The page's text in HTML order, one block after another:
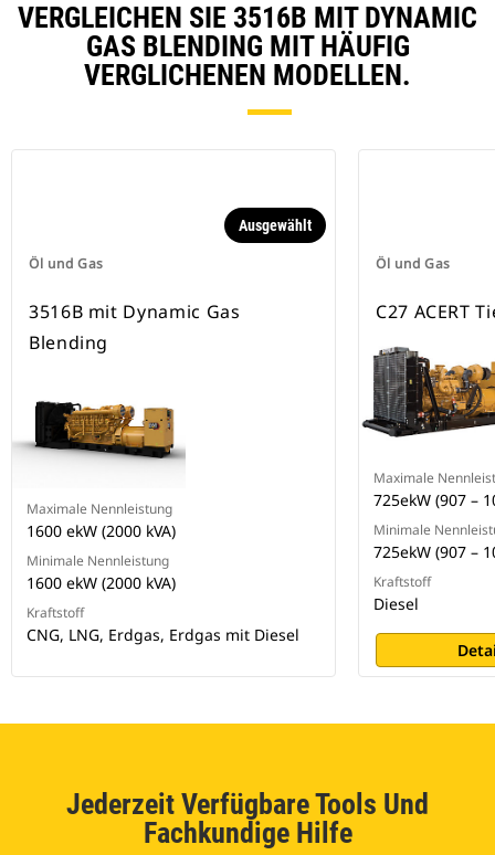
VERGLEICHEN SIE 3516B MIT DYNAMIC
GAS BLENDING MIT HÄUFIG
VERGLICHENEN MODELLEN.
Öl und Gas
Ausgewählt
3516B mit Dynamic Gas
Blending
Maximale Nennleistung
1600 ekW (2000 kVA)
Minimale Nennleistung
1600 ekW (2000 kVA)
Kraftstoff
CNG, LNG, Erdgas, Erdgas mit Diesel
Öl und Gas
C27 ACERT
Maximale
725ekW (907 –
Minimale
725ekW (907 –
Kraftstoff
Diesel
Jederzeit Verfügbare Tools Und
Fachkundige Hilfe